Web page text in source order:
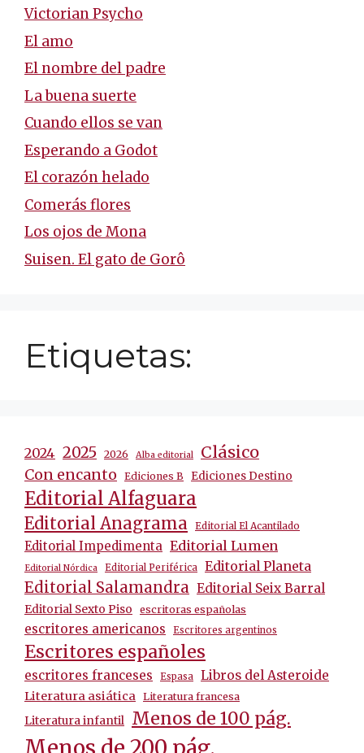
Victorian Psycho
El amo
El nombre del padre
La buena suerte
Cuando ellos se van
Esperando a Godot
El corazón helado
Comerás flores
Los ojos de Mona
Suisen. El gato de Gorô
Etiquetas:
2024 2025 2026 Alba editorial Clásico
Con encanto Ediciones B Ediciones Destino
Editorial Alfaguara
Editorial Anagrama Editorial El Acantilado
Editorial Impedimenta Editorial Lumen
Editorial Nórdica Editorial Periférica Editorial Planeta
Editorial Salamandra Editorial Seix Barral
Editorial Sexto Piso escritoras españolas
escritores americanos Escritores argentinos
Escritores españoles
escritores franceses Espasa Libros del Asteroide
Literatura asiática Literatura francesa
Literatura infantil Menos de 100 pág.
Menos de 200 pág.